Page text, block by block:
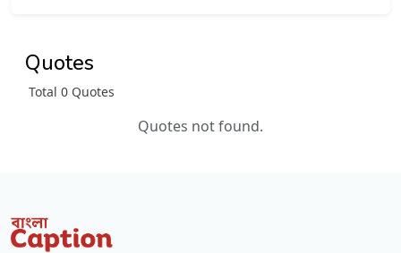
Quotes
Total 0 Quotes
Quotes not found.